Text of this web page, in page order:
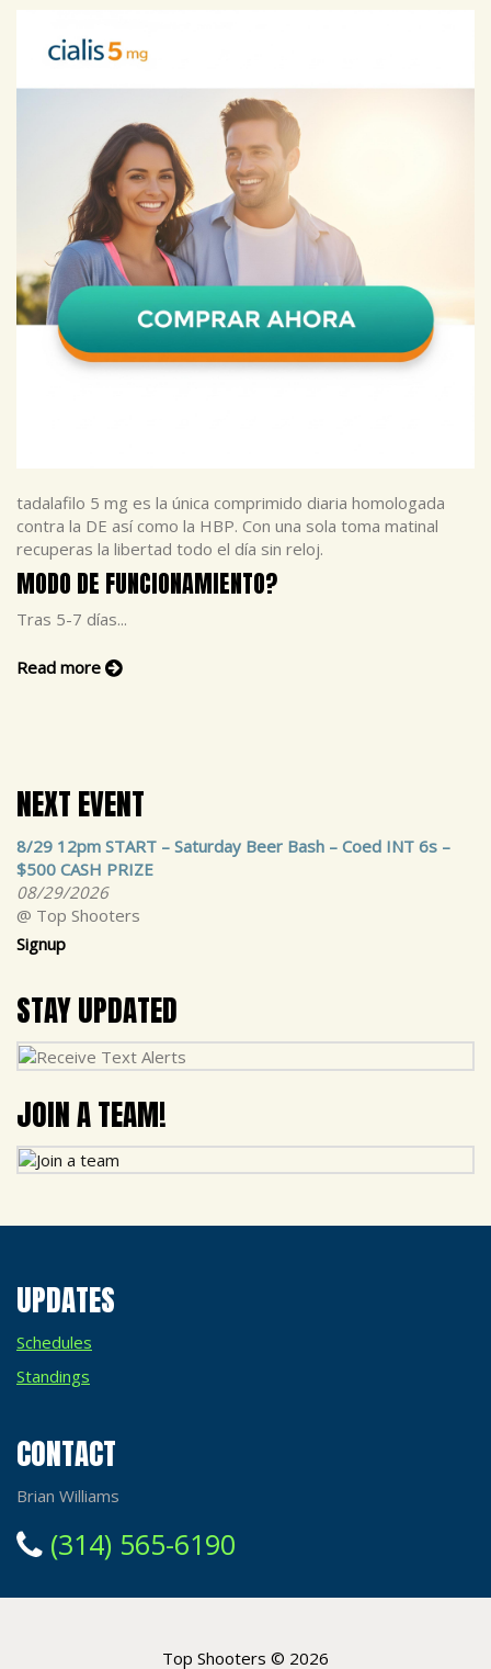
tadalafilo 5 mg es la única comprimido diaria homologada
contra la DE así como la HBP. Con una sola toma matinal
recuperas la libertad todo el día sin reloj.
MODO DE FUNCIONAMIENTO?
Tras 5-7 días...
Read more
NEXT EVENT
8/29 12pm START – Saturday Beer Bash – Coed INT 6s –
$500 CASH PRIZE
08/29/2026
@ Top Shooters
Signup
STAY UPDATED
JOIN A TEAM!
UPDATES
Schedules
Standings
CONTACT
Brian Williams
(314) 565-6190
Top Shooters © 2026